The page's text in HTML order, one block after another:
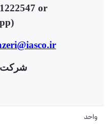
or
شرکت
واحد